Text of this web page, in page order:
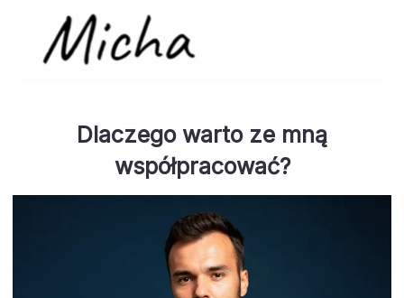
Dlaczego warto ze mną
współpracować?